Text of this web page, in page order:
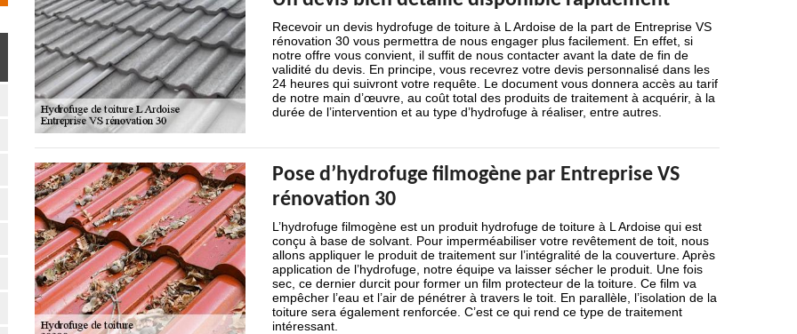
Recevoir un devis hydrofuge de toiture à L Ardoise de la part de Entreprise VS
rénovation 30 vous permettra de nous engager plus facilement. En effet, si
notre offre vous convient, il suffit de nous contacter avant la date de fin de
validité du devis. En principe, vous recevrez votre devis personnalisé dans les
24 heures qui suivront votre requête. Le document vous donnera accès au tarif
de notre main d’œuvre, au coût total des produits de traitement à acquérir, à la
durée de l’intervention et au type d’hydrofuge à réaliser, entre autres.
Pose d’hydrofuge filmogène par Entreprise VS
rénovation 30
L’hydrofuge filmogène est un produit hydrofuge de toiture à L Ardoise qui est
conçu à base de solvant. Pour imperméabiliser votre revêtement de toit, nous
allons appliquer le produit de traitement sur l’intégralité de la couverture. Après
application de l’hydrofuge, notre équipe va laisser sécher le produit. Une fois
sec, ce dernier durcit pour former un film protecteur de la toiture. Ce film va
empêcher l’eau et l’air de pénétrer à travers le toit. En parallèle, l’isolation de la
toiture sera également renforcée. C’est ce qui rend ce type de traitement
intéressant.